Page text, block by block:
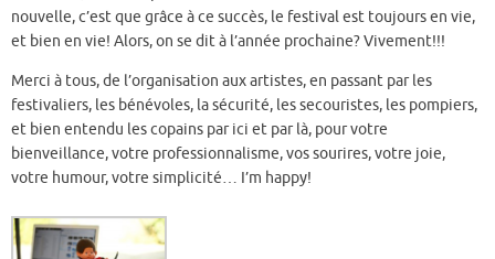
nouvelle, c’est que grâce à ce succès, le festival est toujours en vie,
et bien en vie! Alors, on se dit à l’année prochaine? Vivement!!!
Merci à tous, de l’organisation aux artistes, en passant par les
festivaliers, les bénévoles, la sécurité, les secouristes, les pompiers,
et bien entendu les copains par ici et par là, pour votre
bienveillance, votre professionnalisme, vos sourires, votre joie,
votre humour, votre simplicité… I’m happy!